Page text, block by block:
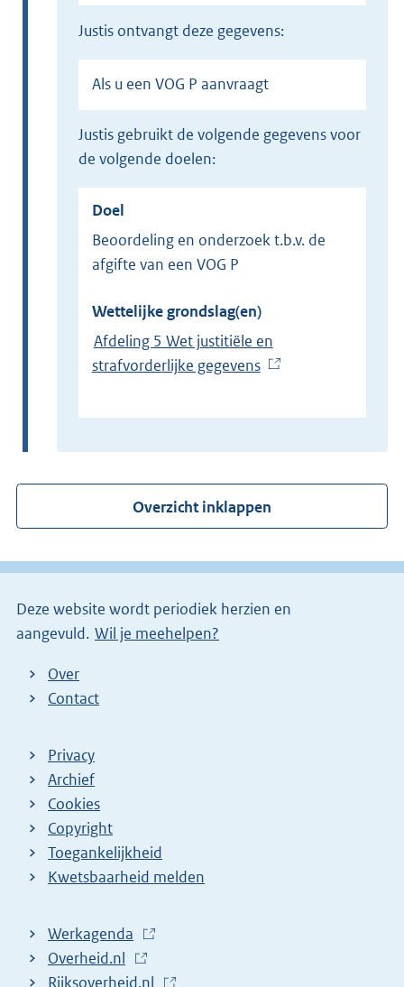
Justis ontvangt deze gegevens:
Als u een VOG P aanvraagt
Justis gebruikt de volgende gegevens voor
de volgende doelen:
Doel
Beoordeling en onderzoek t.b.v. de
afgifte van een VOG P
Wettelijke grondslag(en)
Afdeling 5 Wet justitiële en
strafvorderlijke gegevens(
x
r
n
l
n
Overzicht inklappen
Deze website wordt periodiek herzien en
aangevuld. Wil je meehelpen?
Over
Contact
Privacy
Archief
Cookies
Copyright
Toegankelijkheid
Kwetsbaarheid melden
Werkagenda
E
x
Overheid.nl
E
Rijksoverheid.nl